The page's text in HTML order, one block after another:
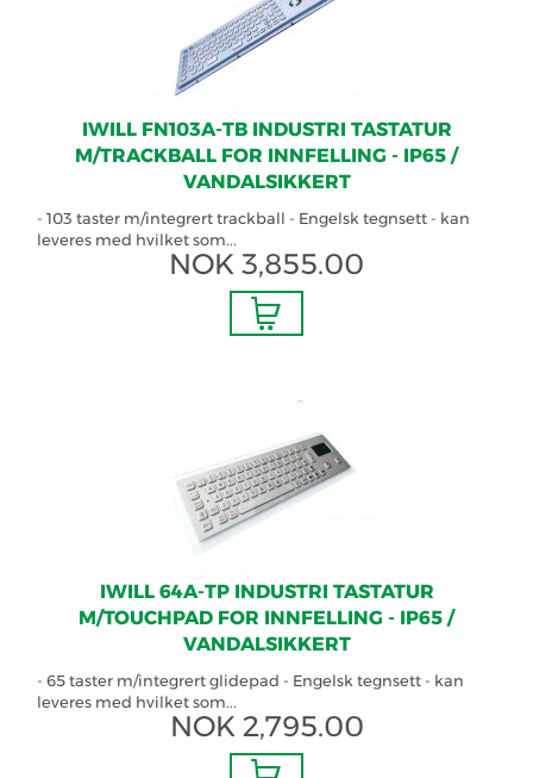
IWILL FN103A-TB INDUSTRI TASTATUR
M/TRACKBALL FOR INNFELLING - IP65 /
VANDALSIKKERT
- 103 taster m/integrert trackball - Engelsk tegnsett - kan
leveres med hvilket som...
NOK 3,855.00
IWILL 64A-TP INDUSTRI TASTATUR
M/TOUCHPAD FOR INNFELLING - IP65 /
VANDALSIKKERT
- 65 taster m/integrert glidepad - Engelsk tegnsett - kan
leveres med hvilket som...
NOK 2,795.00